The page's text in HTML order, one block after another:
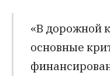
«В дорожной
основные